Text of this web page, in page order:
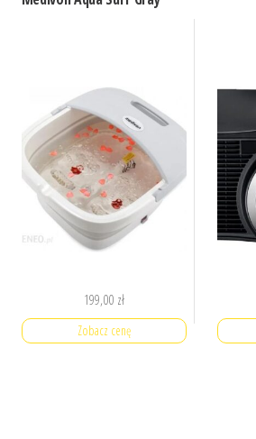
199,00 zł
Zobacz cenę